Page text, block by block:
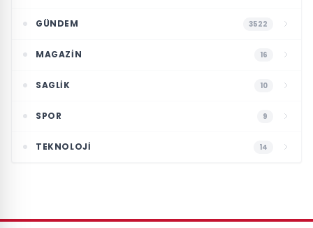
GÜNDEM 3522
MAGAZIN 16
SAGLIK 10
SPOR 9
TEKNOLOJI 14